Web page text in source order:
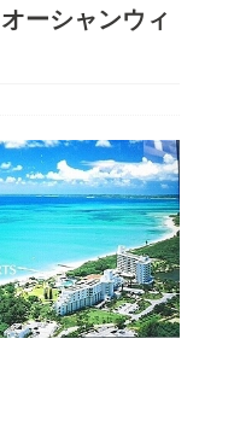
ーシャンウィ